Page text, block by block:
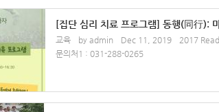
[집단 심리 치료 프로그램] 동행(同行):
교육 by admin Dec 11, 2019 2017
문의처1 : 031-288-0265